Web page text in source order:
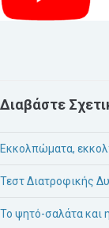
Διαβάστε
Εκκολπώματα,
Τεστ Διατροφικής
Το ψητό-σαλάτα και